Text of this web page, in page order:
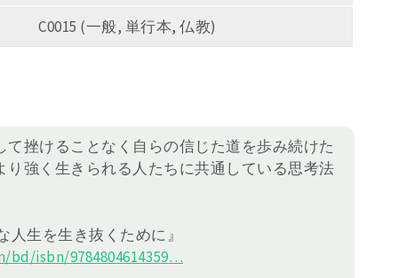
C0015 (一般, 単行本, 仏教)
挫けることなく自らの信じた道を歩み続けた
強く生きられる人たちに共通している思考法
生を生き抜くために』
bd/isbn/9784804614359…